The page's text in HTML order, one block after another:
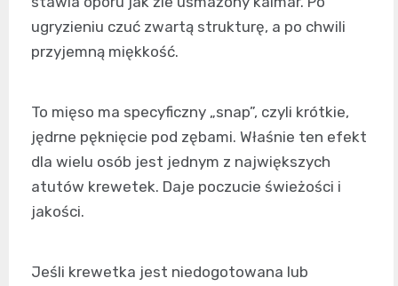
ugryzieniu czuć zwartą strukturę, a po chwili
przyjemną miękkość.
To mięso ma specyficzny „snap”, czyli krótkie,
jędrne pęknięcie pod zębami. Właśnie ten efekt
dla wielu osób jest jednym z największych
atutów krewetek. Daje poczucie świeżości i
jakości.
Jeśli krewetka jest niedogotowana lub